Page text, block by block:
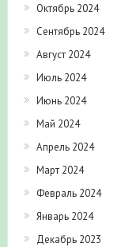
Октябрь 2024
Сентябрь 2024
Август 2024
Июль 2024
Июнь 2024
Май 2024
Апрель 2024
Март 2024
Февраль 2024
Январь 2024
Декабрь 2023